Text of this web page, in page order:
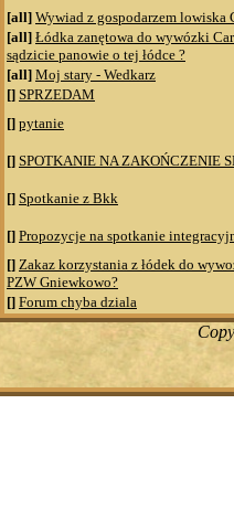
[all] Wywiad z gospodarzem lowiska
[all] Łódka zanętowa do wywózki
sądzicie panowie o tej łódce ?
[all] Moj stary - Wedkarz
[] SPRZEDAM
[] pytanie
[] SPOTKANIE NA ZAKOŃCZENIE
[] Spotkanie z Bkk
[] Propozycje na spotkanie
[] Zakaz korzystania z łódek do
PZW Gniewkowo?
[] Forum chyba dziala